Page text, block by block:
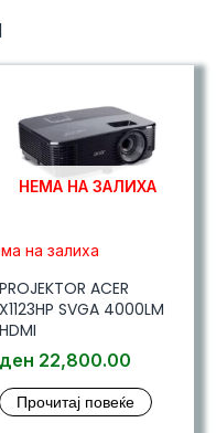
НЕМА НА ЗАЛИХА
на залиха
PROJEKTOR ACER
X1123HP SVGA 4000LM
HDMI
ден 22,800.00
Прочитај повеќе